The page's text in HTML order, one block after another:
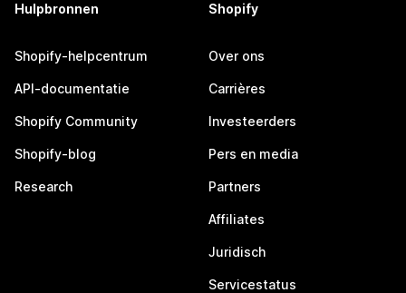
Hulpbronnen
Shopify-helpcentrum
API-documentatie
Shopify Community
Shopify-blog
Research
Shopify
Over ons
Carrières
Investeerders
Pers en media
Partners
Affiliates
Juridisch
Servicestatus